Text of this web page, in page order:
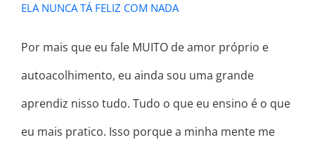
ELA NUNCA TÁ FELIZ COM NADA
Por mais que eu fale MUITO de amor próprio e
autoacolhimento, eu ainda sou uma grande
aprendiz nisso tudo. Tudo o que eu ensino é o que
eu mais pratico. Isso porque a minha mente me